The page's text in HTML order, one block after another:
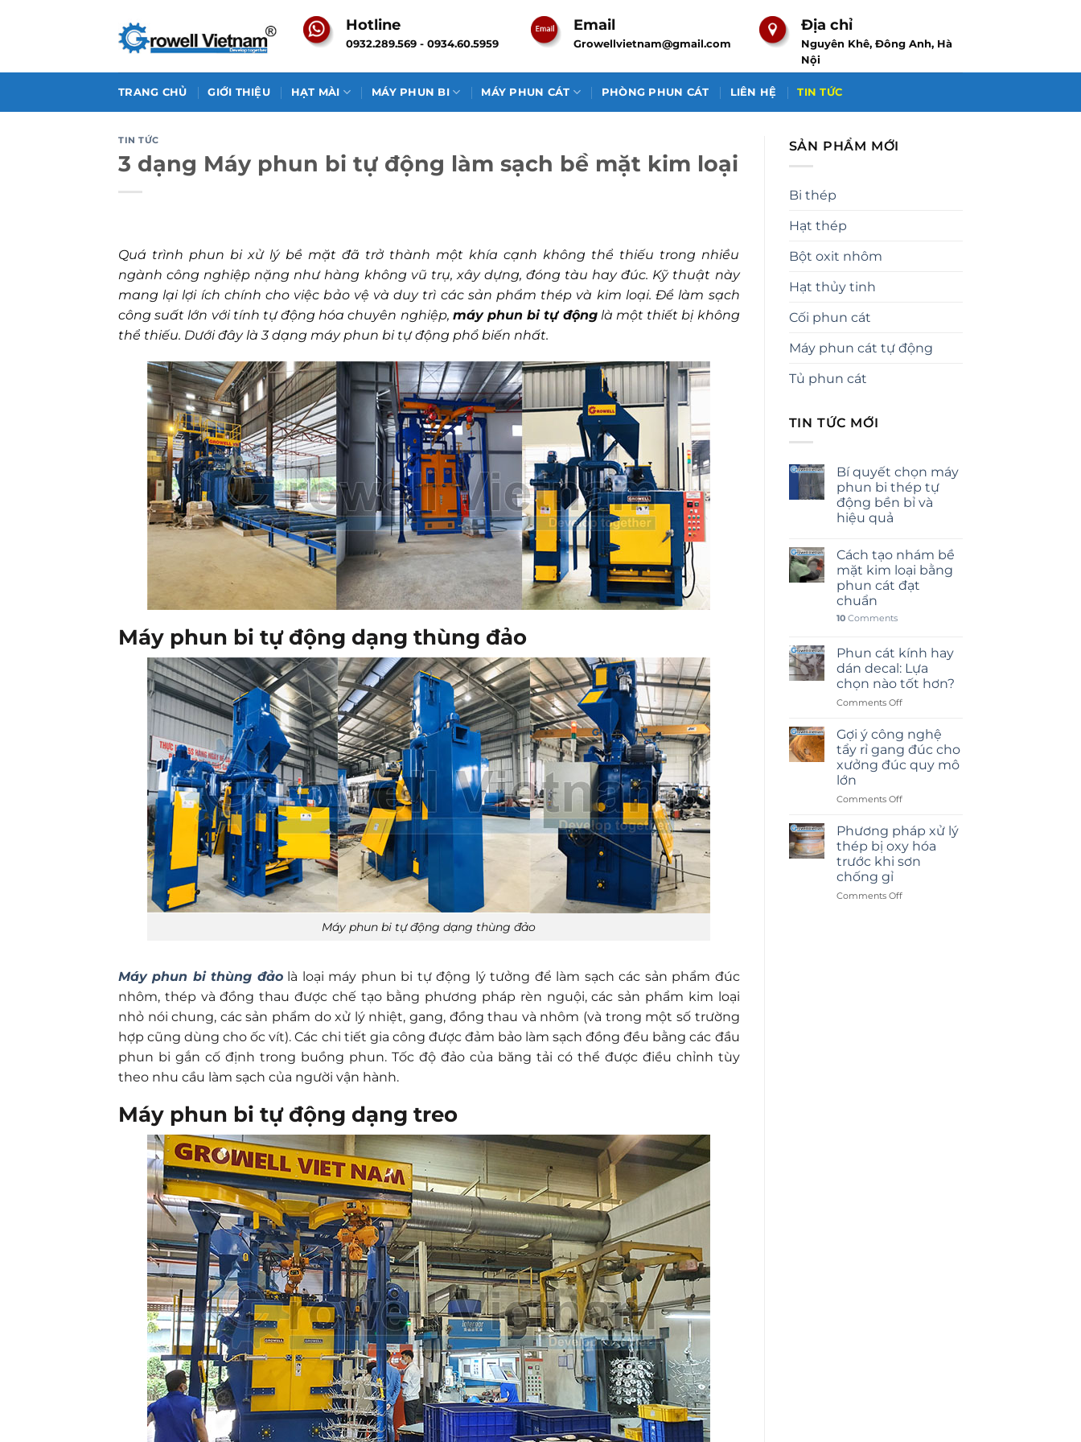
Hotline
0932.289.569 - 0934.60.5959
Email
Growellvietnam@gmail.com
Địa chỉ
Nguyên Khê, Đông Anh, Hà
Nội
TRANG CHỦ GIỚI THIỆU HẠT MÀI MÁY PHUN BI MÁY PHUN CÁT PHÒNG PHUN CÁT LIÊN HỆ TIN TỨC
TIN TỨC
3 dạng Máy phun bi tự động làm sạch bề mặt kim loại
Quá trình phun bi xử lý bề mặt đã trở thành một khía cạnh không thể thiếu trong nhiều
ngành công nghiệp nặng như hàng không vũ trụ, xây dựng, đóng tàu hay đúc. Kỹ thuật này
mang lại lợi ích chính cho việc bảo vệ và duy trì các sản phẩm thép và kim loại. Để làm sạch
công suất lớn với tính tự động hóa chuyên nghiệp, máy phun bi tự độnglà một thiết bị không
thể thiếu. Dưới đây là 3 dạng máy phun bi tự động phổ biến nhất.
Máy phun bi tự động dạng thùng đảo
Máy phun bi tự động dạng thùng đảo
Máy phun bi thùng đảolà loại máy phun bi tự động lý tưởng để làm sạch các sản phẩm đúc
nhôm, thép và đồng thau được chế tạo bằng phương pháp rèn nguội, các sản phẩm kim loại
nhỏ nói chung, các sản phẩm do xử lý nhiệt, gang, đồng thau và nhôm (và trong một số trường
hợp cũng dùng cho ốc vít). Các chi tiết gia công được đảm bảo làm sạch đồng đều bằng các đầu
phun bi gắn cố định trong buồng phun. Tốc độ đảo của băng tải có thể được điều chỉnh tùy
theo nhu cầu làm sạch của người vận hành.
Máy phun bi tự động dạng treo
SẢN PHẨM MỚI
Bi thép
Hạt thép
Bột oxit nhôm
Hạt thủy tinh
Cối phun cát
Máy phun cát tự động
Tủ phun cát
TIN TỨC MỚI
Bí quyết chọn máy
phun bi thép tự
động bền bỉ và
hiệu quả
Cách tạo nhám bề
mặt kim loại bằng
phun cát đạt
chuẩn
10Comments
Phun cát kính hay
dán decal: Lựa
chọn nào tốt hơn?
Comments Offon
cát
kính
hay
dán
Lựa
nào
tốt
hơn?
Gợi ý công nghệ
tẩy rỉ gang đúc cho
xưởng đúc quy mô
lớn
Comments Offon
ý
công
nghệ
tẩy
gang
Phương pháp xử lý
thép bị oxy hóa
trước khi sơn
chống gỉ
Comments Offon